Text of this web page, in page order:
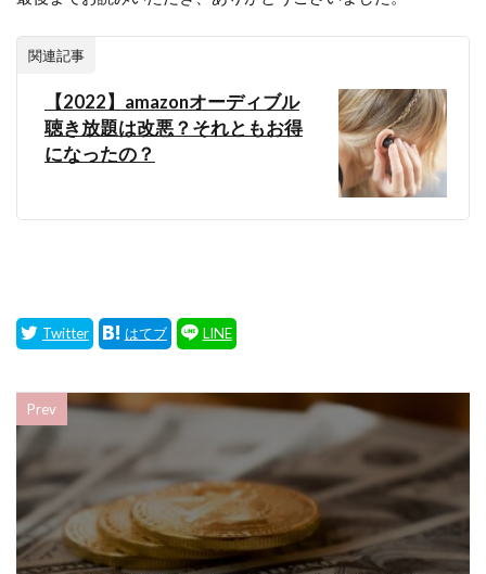
関連記事
【2022】amazonオーディブル
聴き放題は改悪？それともお得
になったの？
Prev